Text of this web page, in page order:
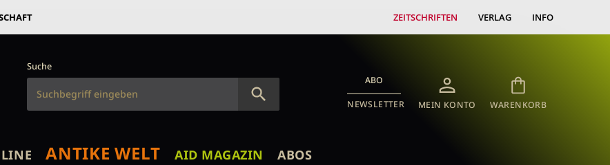
ZEITSCHRIFTEN VERLAG INFO
Suche
ABO
NEWSLETTER MEIN KONTO WARENKORB
ANTIKE WELT AID MAGAZIN ABOS